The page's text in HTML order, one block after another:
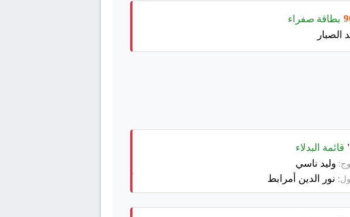
بطاقة صفراء
الصبار
قائمة البدلاء
وليد ناسي
نور الدين أمرابط